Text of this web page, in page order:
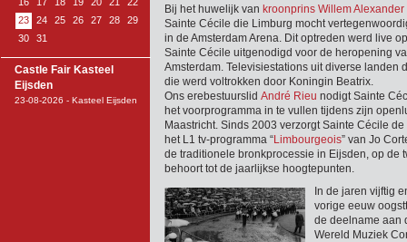
23
24 25 26 27 28
29
30
31
Castle Fair Kasteel
Eijsden
23-08-2026 - Kasteel Eijsden
Bij het huwelijk van kroonprins Willem
Sainte Cécile die Limburg mocht
in de Amsterdam Arena. Dit optreden werd live
Sainte Cécile uitgenodigd voor de heropening
Amsterdam. Televisiestations uit diverse landen
die werd voltrokken door Koningin Beatrix.
Ons erebestuurslid André Rieu nodigt Sainte
het voorprogramma in te vullen tijdens zijn
Maastricht. Sinds 2003 verzorgt Sainte Cécile
het L1 tv-programma “Limbourgeois” van Jo
de traditionele bronkprocessie in Eijsden, op de
behoort tot de jaarlijkse hoogtepunten.
In de jaren vijftig
vorige eeuw
de deelname aan
Wereld Muziek